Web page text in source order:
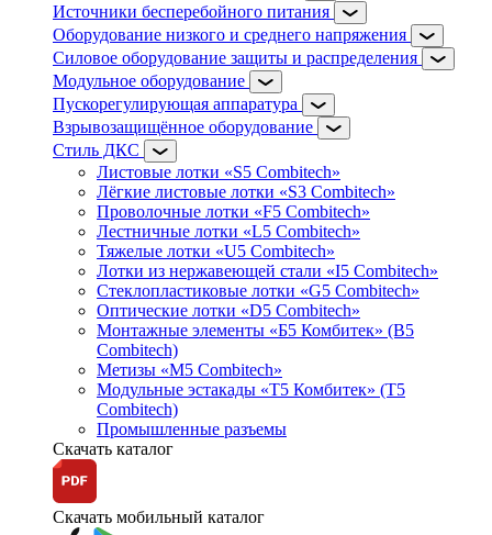
Источники бесперебойного питания
Оборудование низкого и среднего напряжения
Силовое оборудование защиты и распределения
Модульное оборудование
Пускорегулирующая аппаратура
Взрывозащищённое оборудование
Стиль ДКС
Листовые лотки «S5 Combitech»
Лёгкие листовые лотки «S3 Combitech»
Проволочные лотки «F5 Combitech»
Лестничные лотки «L5 Combitech»
Тяжелые лотки «U5 Combitech»
Лотки из нержавеющей стали «I5 Combitech»
Стеклопластиковые лотки «G5 Combitech»
Оптические лотки «D5 Combitech»
Монтажные элементы «Б5 Комбитек» (B5
Combitech)
Метизы «M5 Combitech»
Модульные эстакады «Т5 Комбитек» (T5
Combitech)
Промышленные разъемы
Скачать каталог
Скачать мобильный каталог